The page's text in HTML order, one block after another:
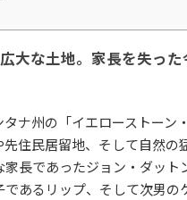
大な土地。家長を失っ
ナ州の「イエローストーン
住民居留地、そして自然の
長であったジョン・ダット
あるリップ、そして次男